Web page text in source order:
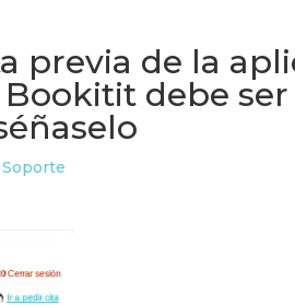
previa de la
debe